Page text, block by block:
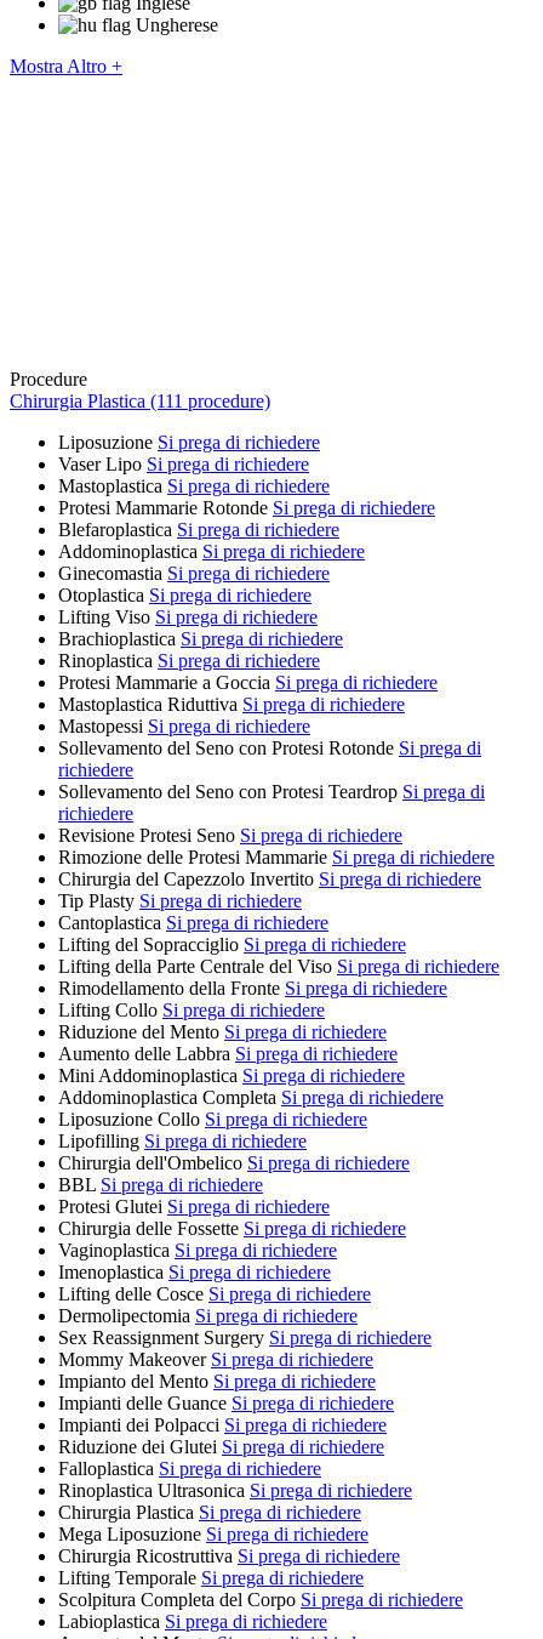
Ungherese
Mostra Altro +
Procedure
Chirurgia Plastica (111 procedure)
Liposuzione Si prega di richiedere
Vaser Lipo Si prega di richiedere
Mastoplastica Si prega di richiedere
Protesi Mammarie Rotonde Si prega di richiedere
Blefaroplastica Si prega di richiedere
Addominoplastica Si prega di richiedere
Ginecomastia Si prega di richiedere
Otoplastica Si prega di richiedere
Lifting Viso Si prega di richiedere
Brachioplastica Si prega di richiedere
Rinoplastica Si prega di richiedere
Protesi Mammarie a Goccia Si prega di richiedere
Mastoplastica Riduttiva Si prega di richiedere
Mastopessi Si prega di richiedere
Sollevamento del Seno con Protesi Rotonde Si prega di
richiedere
Sollevamento del Seno con Protesi Teardrop Si prega di
richiedere
Revisione Protesi Seno Si prega di richiedere
Rimozione delle Protesi Mammarie Si prega di richiedere
Chirurgia del Capezzolo Invertito Si prega di richiedere
Tip Plasty Si prega di richiedere
Cantoplastica Si prega di richiedere
Lifting del Sopracciglio Si prega di richiedere
Lifting della Parte Centrale del Viso Si prega di richiedere
Rimodellamento della Fronte Si prega di richiedere
Lifting Collo Si prega di richiedere
Riduzione del Mento Si prega di richiedere
Aumento delle Labbra Si prega di richiedere
Mini Addominoplastica Si prega di richiedere
Addominoplastica Completa Si prega di richiedere
Liposuzione Collo Si prega di richiedere
Lipofilling Si prega di richiedere
Chirurgia dell'Ombelico Si prega di richiedere
BBL Si prega di richiedere
Protesi Glutei Si prega di richiedere
Chirurgia delle Fossette Si prega di richiedere
Vaginoplastica Si prega di richiedere
Imenoplastica Si prega di richiedere
Lifting delle Cosce Si prega di richiedere
Dermolipectomia Si prega di richiedere
Sex Reassignment Surgery Si prega di richiedere
Mommy Makeover Si prega di richiedere
Impianto del Mento Si prega di richiedere
Impianti delle Guance Si prega di richiedere
Impianti dei Polpacci Si prega di richiedere
Riduzione dei Glutei Si prega di richiedere
Falloplastica Si prega di richiedere
Rinoplastica Ultrasonica Si prega di richiedere
Chirurgia Plastica Si prega di richiedere
Mega Liposuzione Si prega di richiedere
Chirurgia Ricostruttiva Si prega di richiedere
Lifting Temporale Si prega di richiedere
Scolpitura Completa del Corpo Si prega di richiedere
Labioplastica Si prega di richiedere